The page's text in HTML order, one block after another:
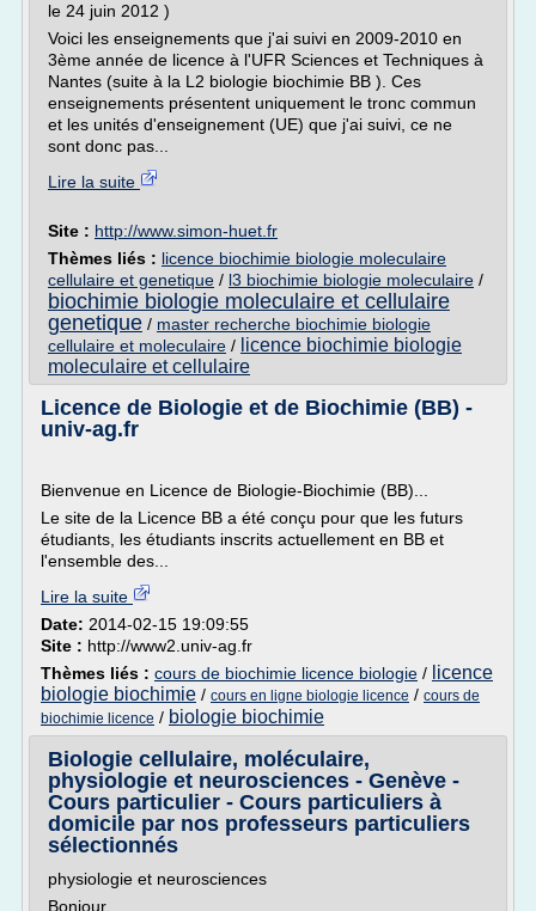
le 24 juin 2012 )
Voici les enseignements que j'ai suivi en 2009-2010 en
3ème année de licence à l'UFR Sciences et Techniques à
Nantes (suite à la L2 biologie biochimie BB ). Ces
enseignements présentent uniquement le tronc commun
et les unités d'enseignement (UE) que j'ai suivi, ce ne
sont donc pas...
Lire la suite
Site : http://www.simon-huet.fr
Thèmes liés : licence biochimie biologie moleculaire
cellulaire et genetique / l3 biochimie biologie moleculaire /
biochimie biologie moleculaire et cellulaire
genetique / master recherche biochimie biologie
cellulaire et moleculaire / licence biochimie biologie
moleculaire et cellulaire
Licence de Biologie et de Biochimie (BB) -
univ-ag.fr
Bienvenue en Licence de Biologie-Biochimie (BB)...
Le site de la Licence BB a été conçu pour que les futurs
étudiants, les étudiants inscrits actuellement en BB et
l'ensemble des...
Lire la suite
Date: 2014-02-15 19:09:55
Site : http://www2.univ-ag.fr
Thèmes liés : cours de biochimie licence biologie / licence
biologie biochimie / cours en ligne biologie licence / cours de
biochimie licence / biologie biochimie
Biologie cellulaire, moléculaire,
physiologie et neurosciences - Genève -
Cours particulier - Cours particuliers à
domicile par nos professeurs particuliers
sélectionnés
physiologie et neurosciences
Bonjour,